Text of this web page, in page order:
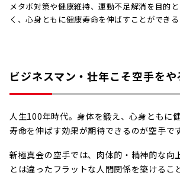
メタボ対策や健康維持、運動不足解消を目的
く、心身ともに健康寿命を伸ばすことができる
ビジネスマン・壮年こそ空手をや
人生100年時代。身体を鍛え、心身ともに
寿命を伸ばす効果が期待できるのが空手です
新極真会の空手では、肉体的・精神的な向
とは違ったフラットな人間関係を築けるこ